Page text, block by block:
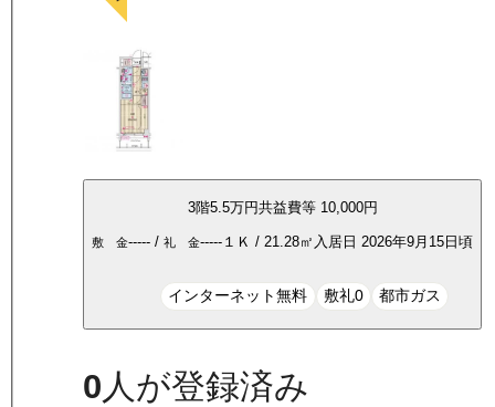
3階5.5万円共益費等 10,000円
敷 金----- /礼 金----- １Ｋ /21.28㎡ 入居日2026年9月15日頃
インターネット無料 敷礼0 都市ガス
0 人が登録済み